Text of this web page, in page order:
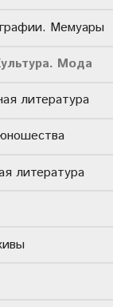
Мемуары
Мода
литература
литература